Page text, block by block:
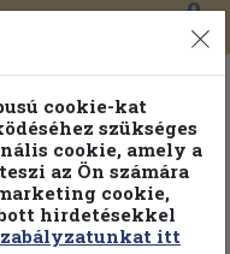
0
kiadványunk közül
cookie-kat
szükséges
cookie, amely a
az Ön számára
cookie,
hirdetésekkel
itt